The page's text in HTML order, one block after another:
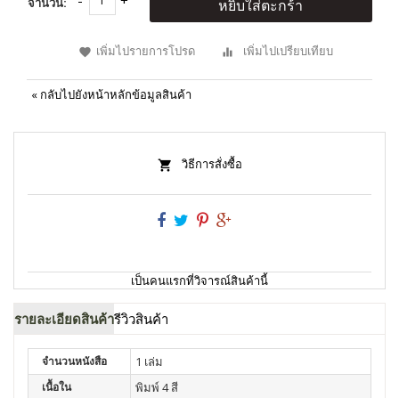
หยิบใส่ตะกร้า
เพิ่มไปรายการโปรด เพิ่มไปเปรียบเทียบ
« กลับไปยังหน้าหลักข้อมูลสินค้า
วิธีการสั่งซื้อ
เป็นคนแรกที่วิจารณ์สินค้านี้
รายละเอียดสินค้ารีวิวสินค้า
จำนวนหนังสือ 1 เล่ม
เนื้อใน พิมพ์ 4 สี